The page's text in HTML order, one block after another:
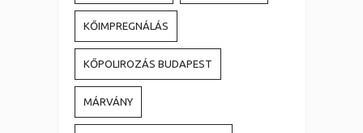
KŐIMPREGNÁLÁS
KŐPOLIROZÁS BUDAPEST
MÁRVÁNY